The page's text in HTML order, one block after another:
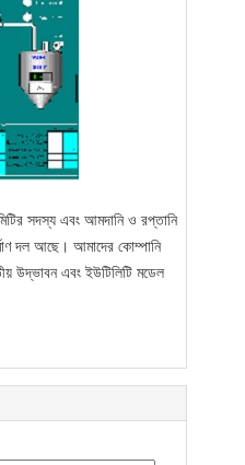
সদস্য এবং আমদানি ও রপ্তানি
দল আছে। আমাদের কোম্পানি
উদ্ভাবন এবং ইউটিলিটি মডেল